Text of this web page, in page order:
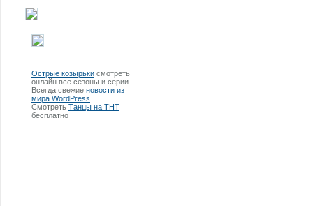
Острые козырьки смотреть
онлайн все сезоны и серии.
Всегда свежие новости из
мира WordPress
Смотреть Танцы на ТНТ
бесплатно